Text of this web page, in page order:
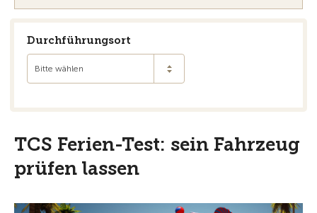
Durchführungsort
Bitte wählen
TCS Ferien-Test: sein Fahrzeug
prüfen lassen